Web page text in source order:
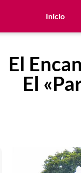
Inicio
El
El